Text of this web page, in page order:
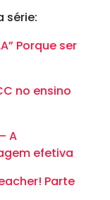
série:
Porque ser
no ensino
A
efetiva
Parte